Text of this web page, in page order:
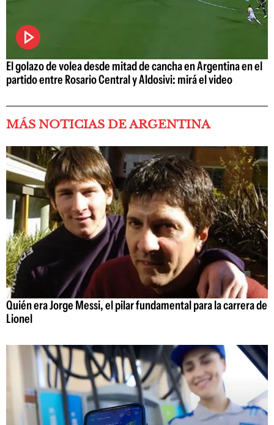
El golazo de volea desde mitad de cancha en Argentina en el
partido entre Rosario Central y Aldosivi: mirá el video
MÁS NOTICIAS DE ARGENTINA
Quién era Jorge Messi, el pilar fundamental para la carrera de
Lionel